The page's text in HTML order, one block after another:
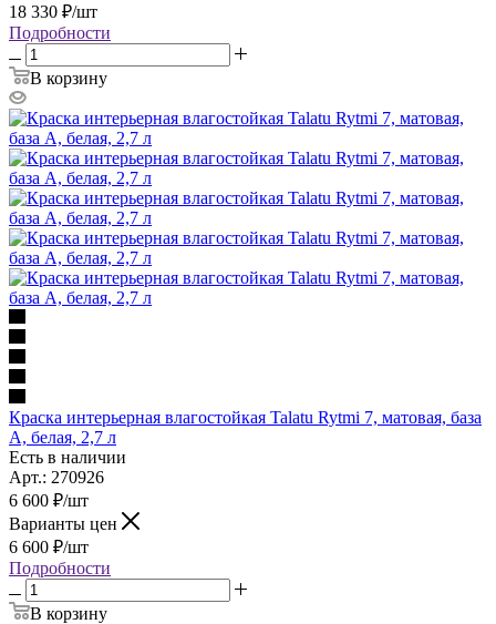
18 330 ₽/шт
Подробности
В корзину
Краска интерьерная влагостойкая Talatu Rytmi 7, матовая, база
А, белая, 2,7 л
Есть в наличии
Арт.: 270926
6 600 ₽/шт
Варианты цен
6 600 ₽/шт
Подробности
В корзину